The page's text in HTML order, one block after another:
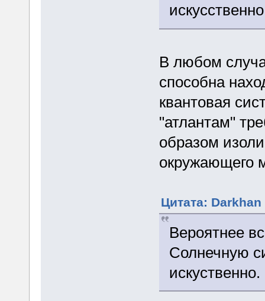
В любом
способна
квантовая
"атлантам"
образом
окружающего
Цитата:
Вероятнее
Солнечную
искуственно.